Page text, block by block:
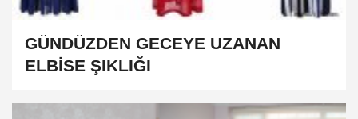
GÜNDÜZDEN GECEYE UZANAN
ELBİSE ŞIKLIĞI